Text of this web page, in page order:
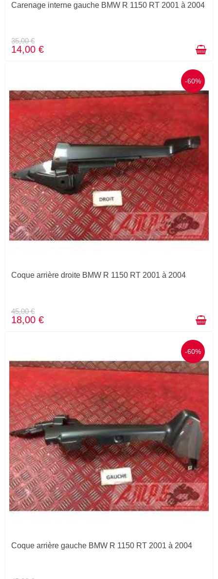
Carenage interne gauche BMW R 1150 RT 2001 à 2004
35,00 €
14,00 €
-60%
Coque arrière droite BMW R 1150 RT 2001 à 2004
45,00 €
18,00 €
-60%
Coque arrière gauche BMW R 1150 RT 2001 à 2004